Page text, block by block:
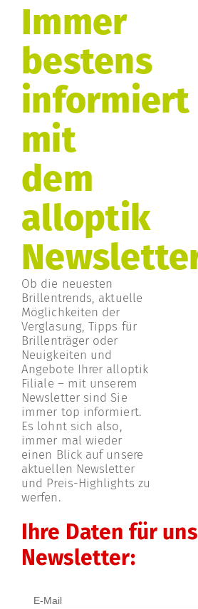
Immer
bestens
informiert
mit
dem
alloptik
Ob die neuesten
Brillentrends, aktuelle
Möglichkeiten der
Verglasung, Tipps für
Brillenträger oder
Neuigkeiten und
Angebote Ihrer alloptik
Filiale – mit unserem
Newsletter sind Sie
immer top informiert.
Es lohnt sich also,
immer mal wieder
einen Blick auf unsere
aktuellen Newsletter
und Preis-Highlights zu
werfen.
Ihre Daten für
Newsletter:
E-Mail